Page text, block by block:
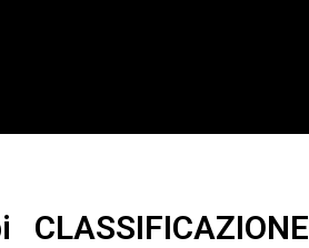
CLASSIFICAZIONE